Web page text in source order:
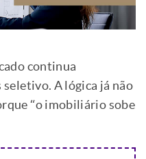
continua
A lógica já não
“o imobiliário sobe